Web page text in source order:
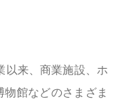
以来、商業施設、ホ
館などのさまざま